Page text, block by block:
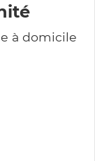
à domicile